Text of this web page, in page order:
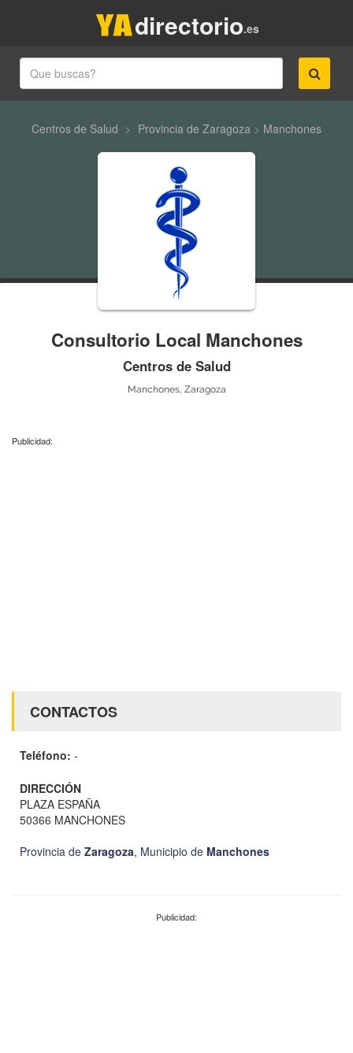
.es
directorio
Centros de Salud > Provincia de Zaragoza > Manchones
Consultorio Local Manchones
Centros de Salud
Manchones, Zaragoza
Publicidad:
CONTACTOS
Teléfono: -
DIRECCIÓN
PLAZA ESPAÑA
50366 MANCHONES
Provincia de Zaragoza, Municipio de Manchones
Publicidad: